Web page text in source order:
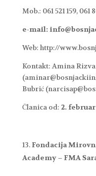
Mob.: 061 521 159, 061
e-mail:
Web: http://
Kontakt: Amina
Bubrić
Članica od: 2. februar
Fondacija
Academy – FMA